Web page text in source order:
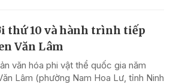
thứ 10 và hành trình tiếp
Văn Lâm
văn hóa phi vật thể quốc gia năm
Lâm (phường Nam Hoa Lư, tỉnh Ninh